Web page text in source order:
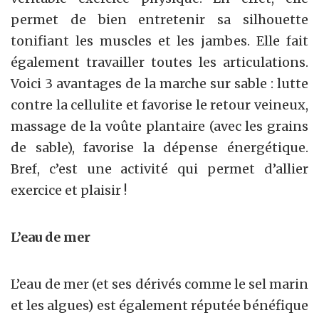
permet de bien entretenir sa silhouette
tonifiant les muscles et les jambes. Elle fait
également travailler toutes les articulations.
Voici 3 avantages de la marche sur sable : lutte
contre la cellulite et favorise le retour veineux,
massage de la voûte plantaire (avec les grains
de sable), favorise la dépense énergétique.
Bref, c’est une activité qui permet d’allier
exercice et plaisir !
L’eau de mer
L’eau de mer (et ses dérivés comme le sel marin
et les algues) est également réputée bénéfique